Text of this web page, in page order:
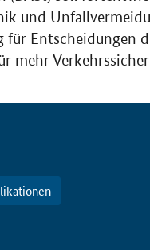
und
für Entscheidungen
mehr